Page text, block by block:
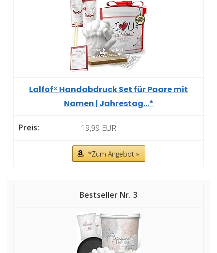
Lalfof® Handabdruck Set für Paare mit
Namen | Jahrestag...*
19,99 EUR
*Zum Angebot »
3